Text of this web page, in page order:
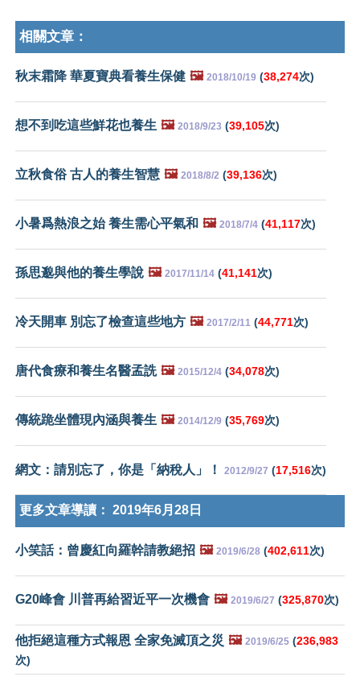
相關文章：
秋末霜降 華夏寶典看養生保健 🖼️ 2018/10/19 (38,274次)
想不到吃這些鮮花也養生 🖼️ 2018/9/23 (39,105次)
立秋食俗 古人的養生智慧 🖼️ 2018/8/2 (39,136次)
小暑爲熱浪之始 養生需心平氣和 🖼️ 2018/7/4 (41,117次)
孫思邈與他的養生學說 🖼️ 2017/11/14 (41,141次)
冷天開車 別忘了檢查這些地方 🖼️ 2017/2/11 (44,771次)
唐代食療和養生名醫孟詵 🖼️ 2015/12/4 (34,078次)
傳統跪坐體現內涵與養生 🖼️ 2014/12/9 (35,769次)
網文：請別忘了，你是「納稅人」！ 2012/9/27 (17,516次)
更多文章導讀： 2019年6月28日
小笑話：曾慶紅向羅幹請教絕招 🖼️ 2019/6/28 (402,611次)
G20峰會 川普再給習近平一次機會 🖼️ 2019/6/27 (325,870次)
他拒絕這種方式報恩 全家免滅頂之災 🖼️ 2019/6/25 (236,983
次)